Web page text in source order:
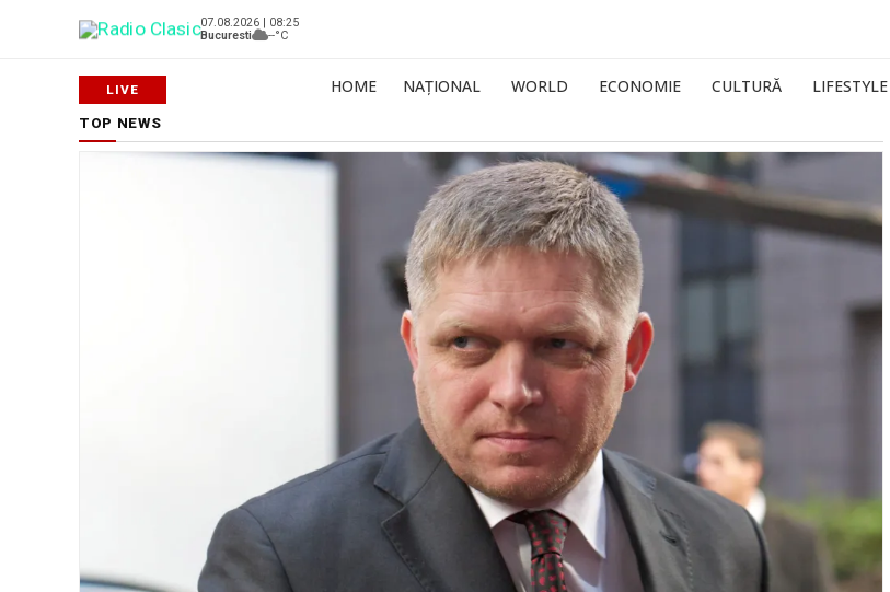
07.08.2026 | 08:25
Bucuresti
--°C
HOME NAȚIONAL WORLD ECONOMIE CULTURĂ LIFESTYLE
TOP NEWS